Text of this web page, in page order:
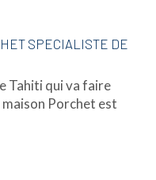
SPECIALISTE DE
Tahiti qui va faire
Porchet est